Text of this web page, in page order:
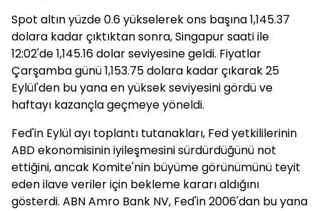
Spot altın yüzde 0.6 yükselerek ons başına 1,145.37
dolara kadar çıktıktan sonra, Singapur saati ile
12:02'de 1,145.16 dolar seviyesine geldi. Fiyatlar
Çarşamba günü 1,153.75 dolara kadar çıkarak 25
Eylül'den bu yana en yüksek seviyesini gördü ve
haftayı kazançla geçmeye yöneldi.
Fed'in Eylül ayı toplantı tutanakları, Fed yetkililerinin
ABD ekonomisinin iyileşmesini sürdürdüğünü not
ettiğini, ancak Komite'nin büyüme görünümünü teyit
eden ilave veriler için bekleme kararı aldığını
gösterdi. ABN Amro Bank NV, Fed'in 2006'dan bu yana